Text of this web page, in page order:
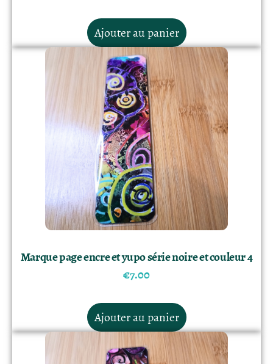
Ajouter au panier
Marque page encre et yupo série noire et couleur 4
€7.00
Ajouter au panier